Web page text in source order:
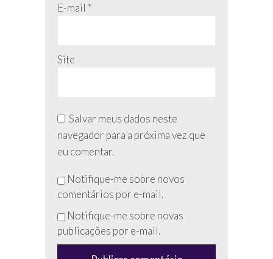
E-mail *
Site
Salvar meus dados neste
navegador para a próxima vez que
eu comentar.
Não
preencha
esse
campo
(anti-
Notifique-me sobre novos
comentários por e-mail.
Notifique-me sobre novas
publicações por e-mail.